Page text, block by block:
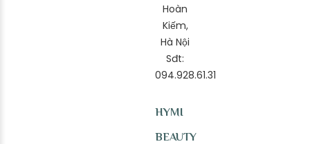
Hoàn
Kiếm,
Hà Nội
Sđt:
094.928.61.31
HYMI
BEAUTY